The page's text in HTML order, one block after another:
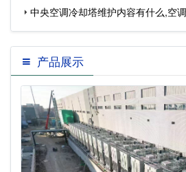
中央空调冷却塔维护内容有什么,空
产品展示